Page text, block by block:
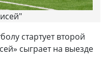
стартует второй
сыграет на выезде